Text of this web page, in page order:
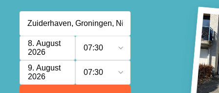
8. August
2026
07:30
9. August
2026
07:30